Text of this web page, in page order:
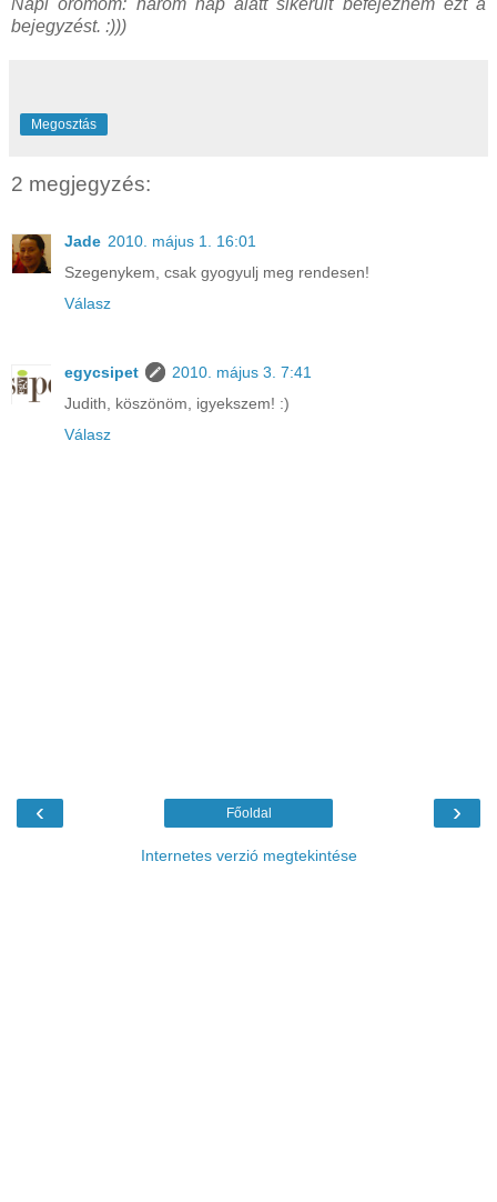
Napi örömöm: három nap alatt sikerült befejeznem ezt a
bejegyzést. :)))
Megosztás
2 megjegyzés:
Jade 2010. május 1. 16:01
Szegenykem, csak gyogyulj meg rendesen!
Válasz
egycsipet
2010. május 3. 7:41
Judith, köszönöm, igyekszem! :)
Válasz
‹ ›
Főoldal
Internetes verzió megtekintése